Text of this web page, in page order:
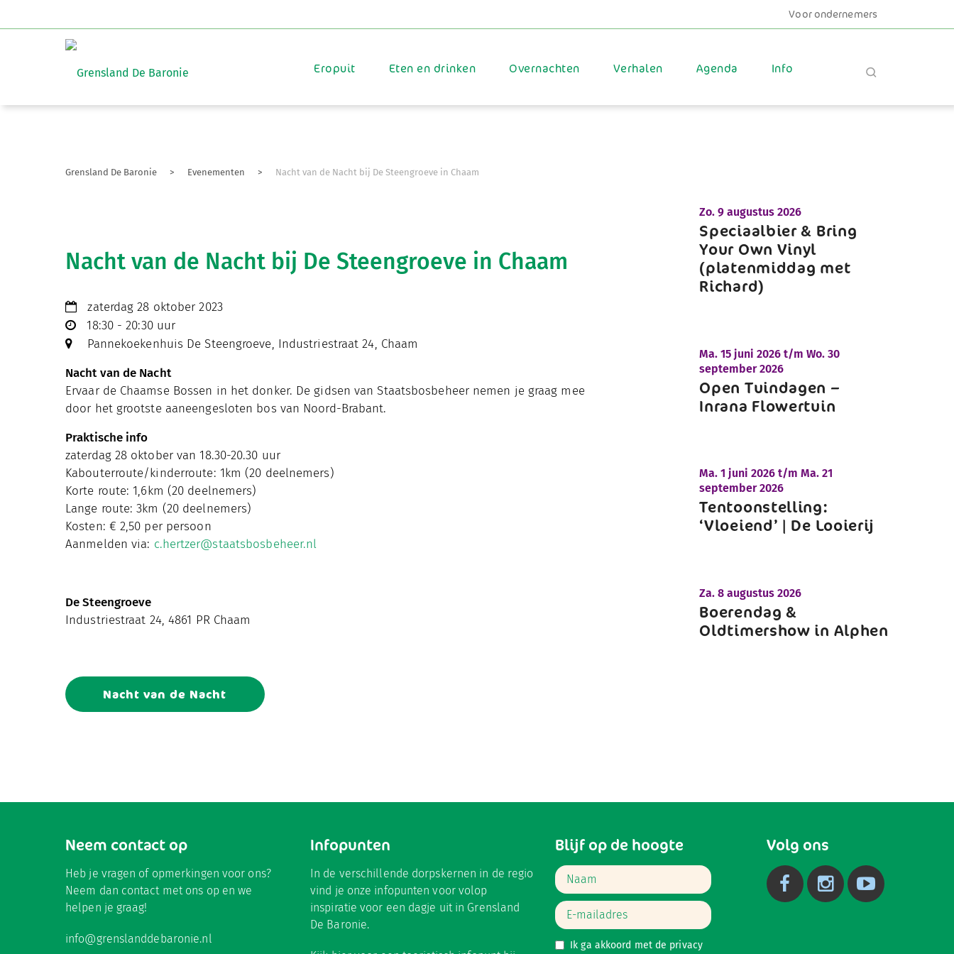
Voor ondernemers
Eropuit Eten en drinken Overnachten Verhalen Agenda Info
Grensland De Baronie > Evenementen > Nacht van de Nacht bij De Steengroeve in Chaam
Nacht van de Nacht bij De Steengroeve in Chaam
zaterdag 28 oktober 2023
18:30 - 20:30 uur
Pannekoekenhuis De Steengroeve, Industriestraat 24, Chaam
Nacht van de Nacht
Ervaar de Chaamse Bossen in het donker. De gidsen van Staatsbosbeheer nemen je graag mee
door het grootste aaneengesloten bos van Noord-Brabant.
Praktische info
zaterdag 28 oktober van 18.30-20.30 uur
Kabouterroute/kinderroute: 1km (20 deelnemers)
Korte route: 1,6km (20 deelnemers)
Lange route: 3km (20 deelnemers)
Kosten: € 2,50 per persoon
Aanmelden via: c.hertzer@staatsbosbeheer.nl
De Steengroeve
Industriestraat 24, 4861 PR Chaam
Nacht van de Nacht
Zo. 9 augustus 2026
Speciaalbier & Bring
Your Own Vinyl
(platenmiddag met
Richard)
Ma. 15 juni 2026 t/mWo. 30
september 2026
Open Tuindagen –
Inrana Flowertuin
Ma. 1 juni 2026 t/mMa. 21
september 2026
Tentoonstelling:
‘Vloeiend’ | De Looierij
Za. 8 augustus 2026
Boerendag &
Oldtimershow in Alphen
Neem contact op
Heb je vragen of opmerkingen voor ons?
Neem dan contact met ons op en we
helpen je graag!
info@grenslanddebaronie.nl
Infopunten
In de verschillende dorpskernen in de regio
vind je onze infopunten voor volop
inspiratie voor een dagje uit in Grensland
De Baronie.
Blijf op de hoogte
Ik ga akkoord met de privacy
Volg ons